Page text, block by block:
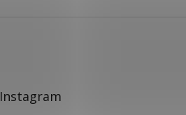
Instagram